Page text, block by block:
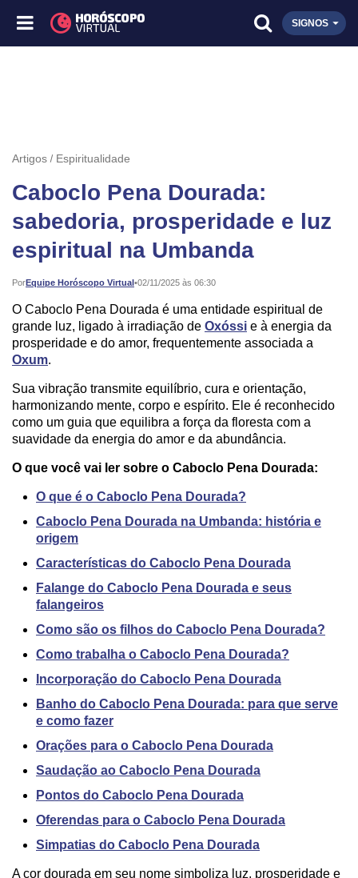
SIGNOS
Artigos Espiritualidade
Caboclo Pena Dourada:
sabedoria, prosperidade e luz
espiritual na Umbanda
PorEquipe Horóscopo Virtual•
Publicado: 02/11/2025 às 06:30
O Caboclo Pena Dourada é uma entidade espiritual de
grande luz, ligado à irradiação de Oxóssi e à energia da
prosperidade e do amor, frequentemente associada a
Oxum.
Sua vibração transmite equilíbrio, cura e orientação,
harmonizando mente, corpo e espírito. Ele é reconhecido
como um guia que equilibra a força da floresta com a
suavidade da energia do amor e da abundância.
O que você vai ler sobre o Caboclo Pena Dourada:
O que é o Caboclo Pena Dourada?
Caboclo Pena Dourada na Umbanda: história e
origem
Características do Caboclo Pena Dourada
Falange do Caboclo Pena Dourada e seus
falangeiros
Como são os filhos do Caboclo Pena Dourada?
Como trabalha o Caboclo Pena Dourada?
Incorporação do Caboclo Pena Dourada
Banho do Caboclo Pena Dourada: para que serve
e como fazer
Orações para o Caboclo Pena Dourada
Saudação ao Caboclo Pena Dourada
Pontos do Caboclo Pena Dourada
Oferendas para o Caboclo Pena Dourada
Simpatias do Caboclo Pena Dourada
A cor dourada em seu nome simboliza luz, prosperidade e